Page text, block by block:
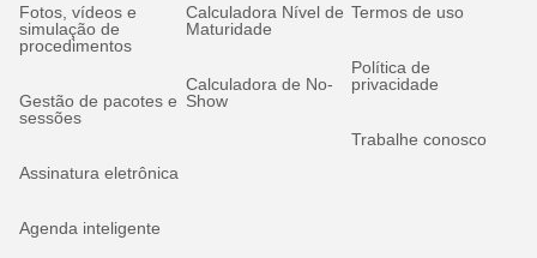
Fotos, vídeos e
simulação de
procedimentos
Gestão de pacotes e
sessões
Assinatura eletrônica
Agenda inteligente
Calculadora Nível de
Maturidade
Calculadora de No-
Show
Termos de uso
Política de
privacidade
Trabalhe conosco